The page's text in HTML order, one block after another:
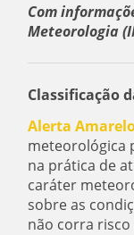
Com
Meteorologia
Classificação
Alerta
meteorológica
na prática de
caráter
sobre as
não corra risco